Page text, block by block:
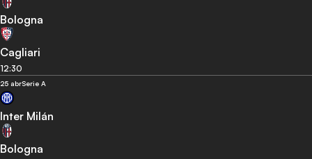
Bologna
Cagliari
12:30
25 abrSerie A
Inter Milán
Bologna